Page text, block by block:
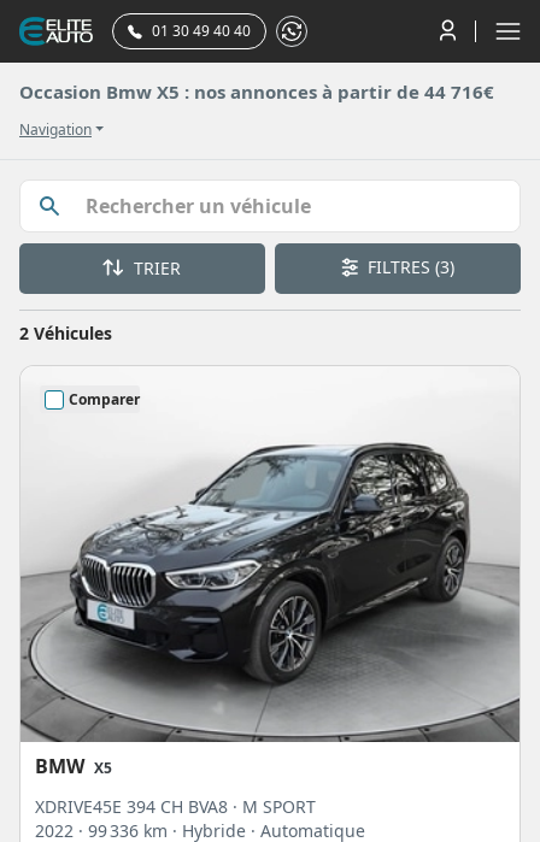
01 30 49 40 40
Occasion Bmw X5 : nos annonces à partir de 44 716€
Navigation
TRIER FILTRES(3)
2 Véhicules
Comparer
BMW X5
XDRIVE45E 394 CH BVA8 · M SPORT
2022 · 99 336 km · Hybride · Automatique